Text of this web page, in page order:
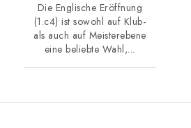
Die Englische Eröffnung
(1.c4) ist sowohl auf Klub-
als auch auf Meisterebene
eine beliebte Wahl,...